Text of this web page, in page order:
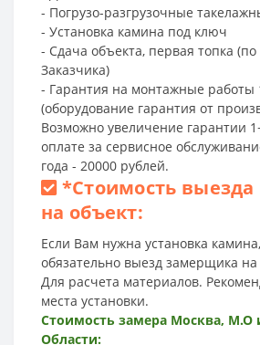
- Погрузо-разгрузочные
- Установка камина под ключ
- Сдача объекта, первая топка
Заказчика)
- Гарантия на монтажные работы
(оборудование гарантия от
Возможно увеличение гарантии
оплате за сервисное
года - 20000 рублей.
*Стоимость
на объект:
Если Вам нужна установка
обязательно выезд замерщика на
Для расчета материалов.
места установки.
Стоимость замера Москва,
Области: